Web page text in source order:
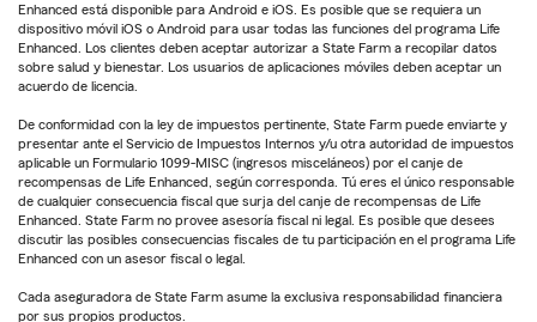
Enhanced está disponible para Android e iOS. Es posible que se requiera un
dispositivo móvil iOS o Android para usar todas las funciones del programa Life
Enhanced. Los clientes deben aceptar autorizar a State Farm a recopilar datos
sobre salud y bienestar. Los usuarios de aplicaciones móviles deben aceptar un
acuerdo de licencia.
De conformidad con la ley de impuestos pertinente, State Farm puede enviarte y
presentar ante el Servicio de Impuestos Internos y/u otra autoridad de impuestos
aplicable un Formulario 1099-MISC (ingresos misceláneos) por el canje de
recompensas de Life Enhanced, según corresponda. Tú eres el único responsable
de cualquier consecuencia fiscal que surja del canje de recompensas de Life
Enhanced. State Farm no provee asesoría fiscal ni legal. Es posible que desees
discutir las posibles consecuencias fiscales de tu participación en el programa Life
Enhanced con un asesor fiscal o legal.
Cada aseguradora de State Farm asume la exclusiva responsabilidad financiera
por sus propios productos.